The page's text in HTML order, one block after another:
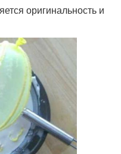
оригинальность и